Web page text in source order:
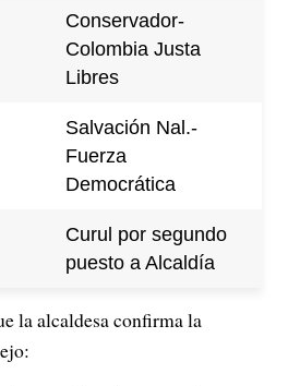
Conservador-
Colombia Justa
Libres
Salvación Nal.-
Fuerza
Democrática
Curul por segundo
puesto a Alcaldía
la alcaldesa confirma la